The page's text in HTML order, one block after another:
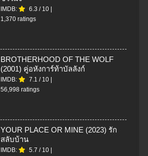
IMDB: 6.3 / 10
1,370 ratings
BROTHERHOOD OF THE WOLF
(2001) คู่อหังการ์ท้าบัลลังก์
IMDB: 7.1 / 10
56,998 ratings
YOUR PLACE OR MINE (2023) รัก
สลับบ้าน
IMDB: 5.7 / 10